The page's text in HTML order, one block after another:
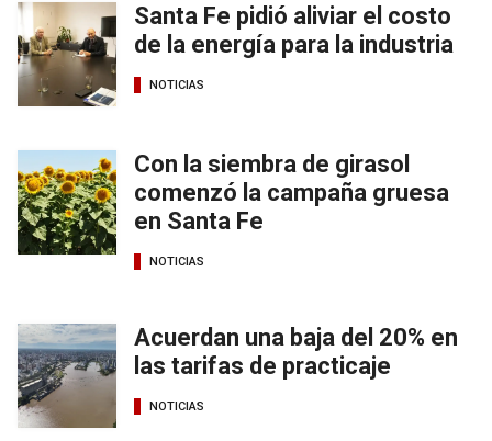
Santa Fe pidió aliviar el costo
de la energía para la industria
NOTICIAS
Con la siembra de girasol
comenzó la campaña gruesa
en Santa Fe
NOTICIAS
Acuerdan una baja del 20% en
las tarifas de practicaje
NOTICIAS